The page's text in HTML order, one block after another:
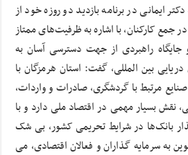
ایمانی در برنامه بازدید دو روزه خود از
جمع کارکنان، با اشاره به ظرفیت‌های ممتاز
جایگاه راهبردی از جهت دسترسی آسان به
بین المللی، گفت: استان هرمزگان با
مرتبط با گردشگری، صادرات و واردات،
نقش بسیار مهمی در اقتصاد ملی دارد و با
بانک‌ها در شرایط تحریمی کشور، بی شک
به سرمایه گذاران و فعالان اقتصادی، می